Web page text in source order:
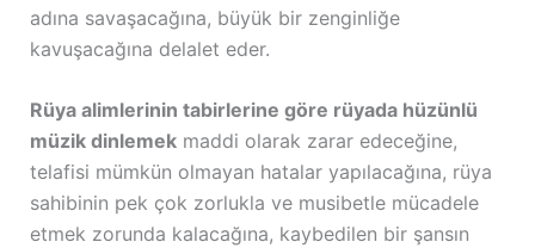
adına savaşacağına, büyük bir zenginliğe
kavuşacağına delalet eder.
Rüya alimlerinin tabirlerine göre rüyada hüzünlü
müzik dinlemekmaddi olarak zarar edeceğine,
telafisi mümkün olmayan hatalar yapılacağına, rüya
sahibinin pek çok zorlukla ve musibetle mücadele
etmek zorunda kalacağına, kaybedilen bir şansın